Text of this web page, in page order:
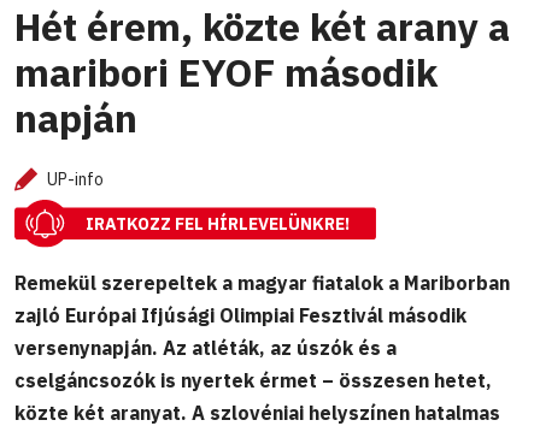
Hét érem, közte két arany a
maribori EYOF második
napján
UP-info
IRATKOZZ FEL HÍRLEVELÜNKRE!
Remekül szerepeltek a magyar fiatalok a Mariborban
zajló Európai Ifjúsági Olimpiai Fesztivál második
versenynapján. Az atléták, az úszók és a
cselgáncsozók is nyertek érmet – összesen hetet,
közte két aranyat. A szlovéniai helyszínen hatalmas